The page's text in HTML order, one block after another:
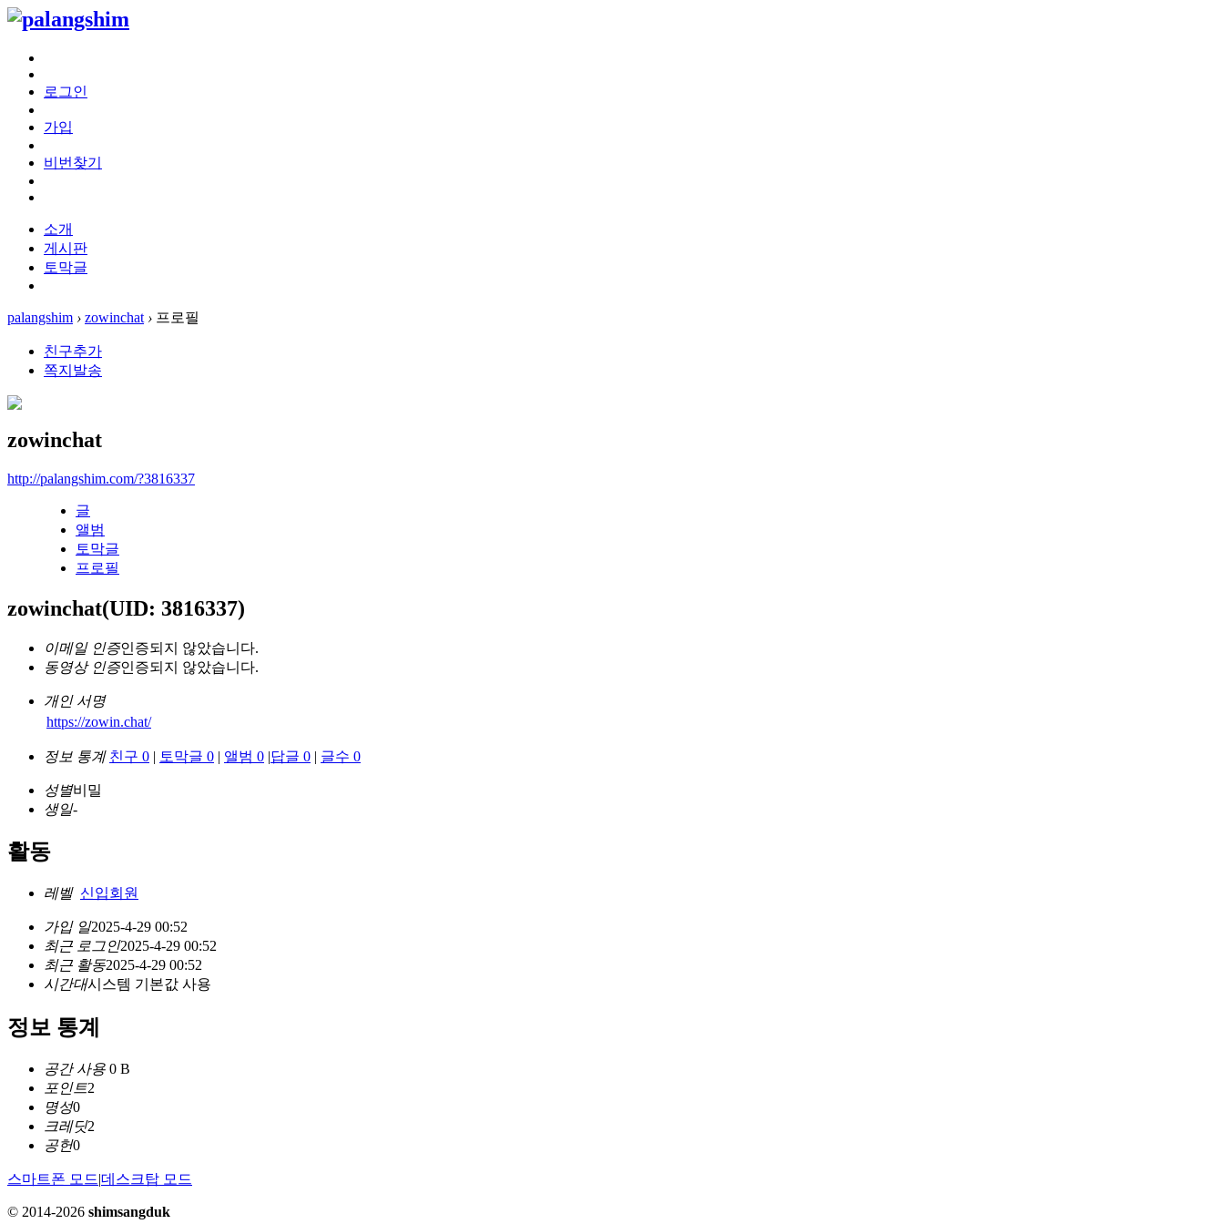
로그인
가입
비번찾기
소개
게시판
토막글
palangshim › zowinchat › 프로필
친구추가
쪽지발송
zowinchat
http://palangshim.com/?3816337
글
앨범
토막글
프로필
zowinchat(UID: 3816337)
이메일 인증인증되지 않았습니다.
동영상 인증인증되지 않았습니다.
개인 서명
https://zowin.chat/
정보 통계 친구 0 | 토막글 0 | 앨범 0 |답글 0 | 글수 0
성별비밀
생일-
활동
레벨 신입회원
가입 일2025-4-29 00:52
최근 로그인2025-4-29 00:52
최근 활동2025-4-29 00:52
시간대시스템 기본값 사용
정보 통계
공간 사용 0 B
포인트2
명성0
크레딧2
공헌0
스마트폰 모드|데스크탑 모드
© 2014-2026 shimsangduk